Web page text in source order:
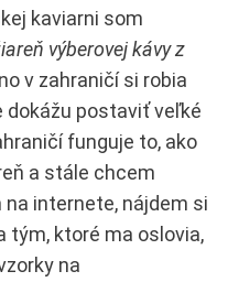
kaviarni som
výberovej kávy z
v zahraničí si robia
postaviť veľké
funguje to, ako
a stále chcem
internete, nájdem si
tým, ktoré ma oslovia,
na